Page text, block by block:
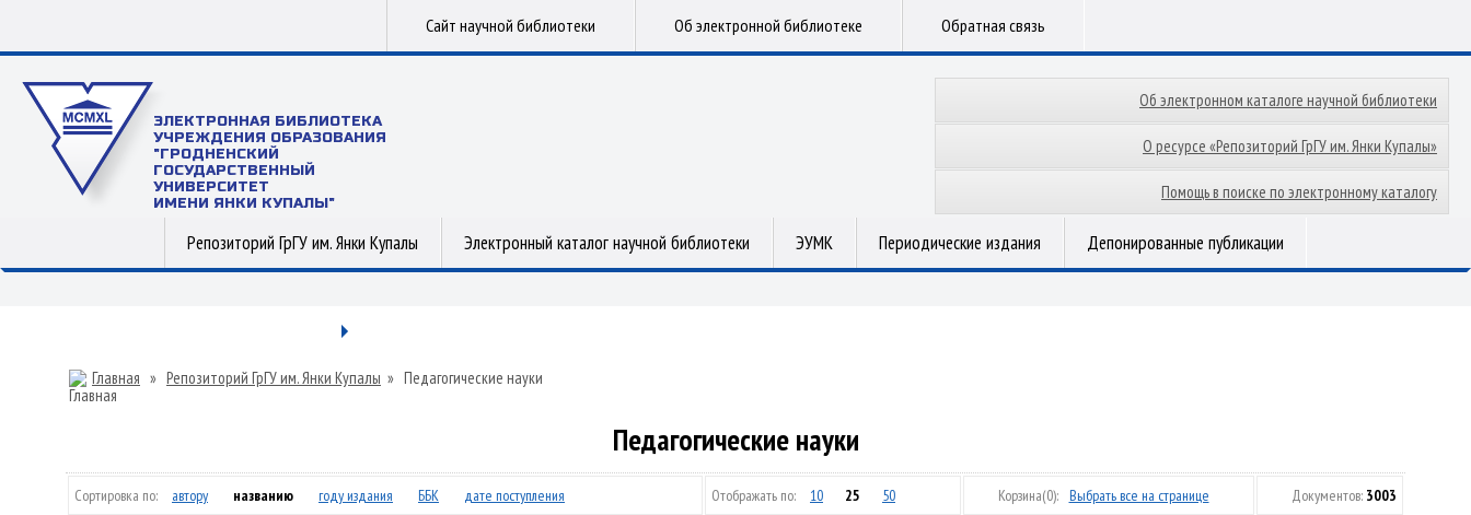
Сайт научной библиотеки Об электронной библиотеке Обратная связь
ЭЛЕКТРОННАЯ БИБЛИОТЕКА
УЧРЕЖДЕНИЯ ОБРАЗОВАНИЯ
"ГРОДНЕНСКИЙ
ГОСУДАРСТВЕННЫЙ
УНИВЕРСИТЕТ
ИМЕНИ ЯНКИ КУПАЛЫ"
Об электронном каталоге научной библиотеки
О ресурсе «Репозиторий ГрГУ им. Янки Купалы»
Помощь в поиске по электронному каталогу
Репозиторий ГрГУ им. Янки Купалы Электронный каталог научной библиотеки ЭУМК Периодические издания Депонированные публикации
Главная » Репозиторий ГрГУ им. Янки Купалы » Педагогические науки
Педагогические науки
Сортировка по: автору названию году издания ББК дате поступления Отображать по: 10 25 50 Корзина(0): Выбрать все на странице Документов: 3003